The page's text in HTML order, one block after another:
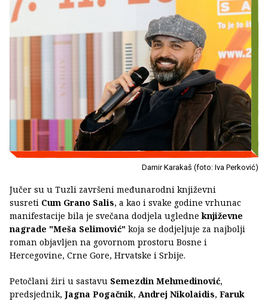
Damir Karakaš (foto: Iva Perković)
Jučer su u Tuzli završeni međunarodni književni
susreti Cum Grano Salis, a kao i svake godine vrhunac
manifestacije bila je svečana dodjela ugledneknjiževne
nagrade "Meša Selimović" koja se dodjeljuje za najbolji
roman objavljen na govornom prostoru Bosne i
Hercegovine, Crne Gore, Hrvatske i Srbije.
Petočlani žiri u sastavu Semezdin Mehmedinović,
predsjednik, Jagna Pogačnik, Andrej Nikolaidis, Faruk